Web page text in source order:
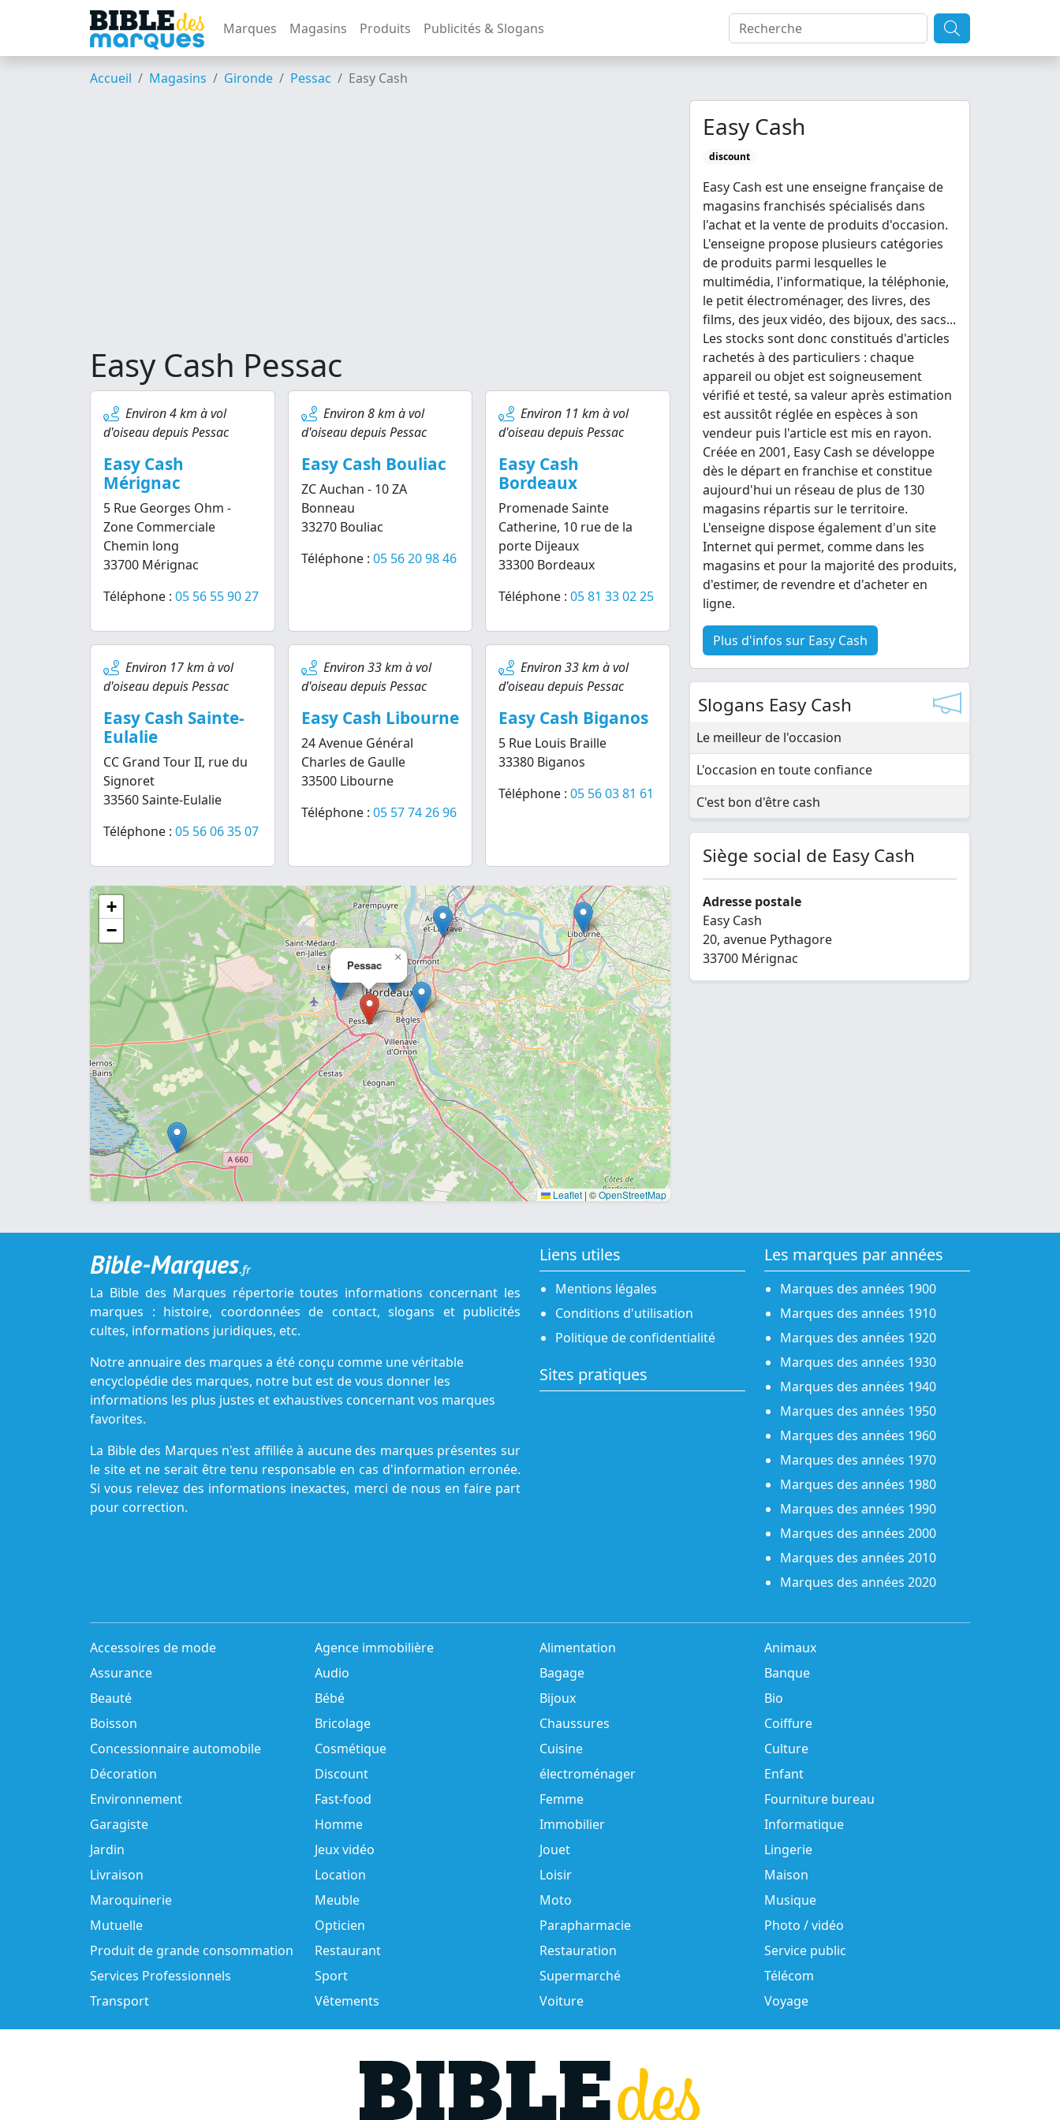
Marques Magasins Produits Publicités & Slogans
Accueil Magasins Gironde Pessac Easy Cash
Easy Cash Pessac
Environ 4 km à vol
d'oiseau depuis Pessac
Easy Cash
Mérignac
5 Rue Georges Ohm -
Zone Commerciale
Chemin long
33700 Mérignac
Téléphone : 05 56 55 90 27
Environ 8 km à vol
d'oiseau depuis Pessac
Easy Cash Bouliac
ZC Auchan - 10 ZA
Bonneau
33270 Bouliac
Téléphone : 05 56 20 98 46
Environ 11 km à vol
d'oiseau depuis Pessac
Easy Cash
Bordeaux
Promenade Sainte
Catherine, 10 rue de la
porte Dijeaux
33300 Bordeaux
Téléphone :05 81 33 02 25
Environ 17 km à vol
d'oiseau depuis Pessac
Easy Cash Sainte-
Eulalie
CC Grand Tour II, rue du
Signoret
33560 Sainte-Eulalie
Téléphone : 05 56 06 35 07
Environ 33 km à vol
d'oiseau depuis Pessac
Easy Cash Libourne
24 Avenue Général
Charles de Gaulle
33500 Libourne
Téléphone : 05 57 74 26 96
Environ 33 km à vol
d'oiseau depuis Pessac
Easy Cash Biganos
5 Rue Louis Braille
33380 Biganos
Téléphone :05 56 03 81 61
Pessac
×
+
−
Leaflet | ©OpenStreetMap
Easy Cash
discount
Easy Cash est une enseigne française de
magasins franchisés spécialisés dans
l'achat et la vente de produits d'occasion.
L'enseigne propose plusieurs catégories
de produits parmi lesquelles le
multimédia, l'informatique, la téléphonie,
le petit électroménager, des livres, des
films, des jeux vidéo, des bijoux, des sacs...
Les stocks sont donc constitués d'articles
rachetés à des particuliers : chaque
appareil ou objet est soigneusement
vérifié et testé, sa valeur après estimation
est aussitôt réglée en espèces à son
vendeur puis l'article est mis en rayon.
Créée en 2001, Easy Cash se développe
dès le départ en franchise et constitue
aujourd'hui un réseau de plus de 130
magasins répartis sur le territoire.
L'enseigne dispose également d'un site
Internet qui permet, comme dans les
magasins et pour la majorité des produits,
d'estimer, de revendre et d'acheter en
ligne.
Plus d'infos sur Easy Cash
Slogans Easy Cash
Le meilleur de l'occasion
L'occasion en toute confiance
C'est bon d'être cash
Siège social de Easy Cash
Adresse postale
Easy Cash
20, avenue Pythagore
33700 Mérignac
Bible-Marques.fr
La Bible des Marques répertorie toutes informations concernant les
marques : histoire, coordonnées de contact, slogans et publicités
cultes, informations juridiques, etc.
Notre annuaire des marques a été conçu comme une véritable
encyclopédie des marques, notre but est de vous donner les
informations les plus justes et exhaustives concernant vos marques
favorites.
La Bible des Marques n'est affiliée à aucune des marques présentes sur
le site et ne serait être tenu responsable en cas d'information erronée.
Si vous relevez des informations inexactes, merci de nous en faire part
pour correction.
Liens utiles
Mentions légales
Conditions d'utilisation
Politique de confidentialité
Sites pratiques
Les marques par années
Marques des années 1900
Marques des années 1910
Marques des années 1920
Marques des années 1930
Marques des années 1940
Marques des années 1950
Marques des années 1960
Marques des années 1970
Marques des années 1980
Marques des années 1990
Marques des années 2000
Marques des années 2010
Marques des années 2020
Accessoires de mode Agence immobilière Alimentation
Animaux
Assurance
Audio Bagage
Banque
Beauté
Bébé Bijoux
Bio
Boisson
Bricolage Chaussures
Coiffure
Concessionnaire automobile
Cosmétique Cuisine
Culture
Décoration
Discount électroménager
Enfant
Environnement
Fast-food Femme
Fourniture bureau
Garagiste
Homme Immobilier
Informatique
Jardin
Jeux vidéo Jouet
Lingerie
Livraison
Location Loisir
Maison
Maroquinerie
Meuble Moto
Musique
Mutuelle
Opticien Parapharmacie
Photo / vidéo
Produit de grande consommation
Restaurant Restauration
Service public
Services Professionnels
Sport Supermarché
Télécom
Transport
Vêtements Voiture Voyage